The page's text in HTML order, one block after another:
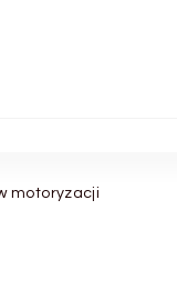
motoryzacji